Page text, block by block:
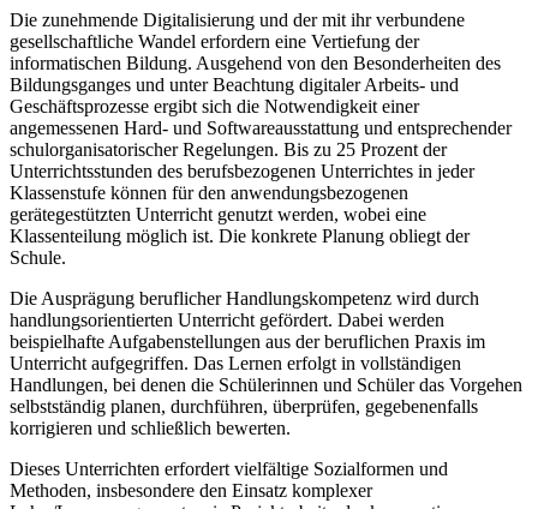
Die zunehmende Digitalisierung und der mit ihr verbundene
gesellschaftliche Wandel erfordern eine Vertiefung der
informatischen Bildung. Ausgehend von den Besonderheiten des
Bildungsganges und unter Beachtung digitaler Arbeits- und
Geschäftsprozesse ergibt sich die Notwendigkeit einer
angemessenen Hard- und Softwareausstattung und entsprechender
schulorganisatorischer Regelungen. Bis zu 25 Prozent der
Unterrichtsstunden des berufsbezogenen Unterrichtes in jeder
Klassenstufe können für den anwendungsbezogenen
gerätegestützten Unterricht genutzt werden, wobei eine
Klassenteilung möglich ist. Die konkrete Planung obliegt der
Schule.
Die Ausprägung beruflicher Handlungskompetenz wird durch
handlungsorientierten Unterricht gefördert. Dabei werden
beispielhafte Aufgabenstellungen aus der beruflichen Praxis im
Unterricht aufgegriffen. Das Lernen erfolgt in vollständigen
Handlungen, bei denen die Schülerinnen und Schüler das Vorgehen
selbstständig planen, durchführen, überprüfen, gegebenenfalls
korrigieren und schließlich bewerten.
Dieses Unterrichten erfordert vielfältige Sozialformen und
Methoden, insbesondere den Einsatz komplexer